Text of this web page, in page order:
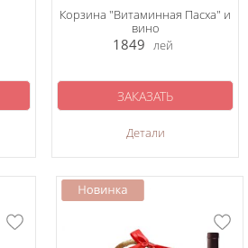
Корзина "Витаминная Пасха" и
вино
1849 лей
Детали
ЗАКАЗАТЬ